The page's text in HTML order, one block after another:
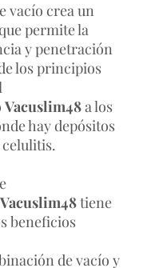
vacío crea un
permite la
y penetración
los principios
Vacuslim48a los
hay depósitos
celulitis.
Vacuslim48tiene
beneficios
de vacío y